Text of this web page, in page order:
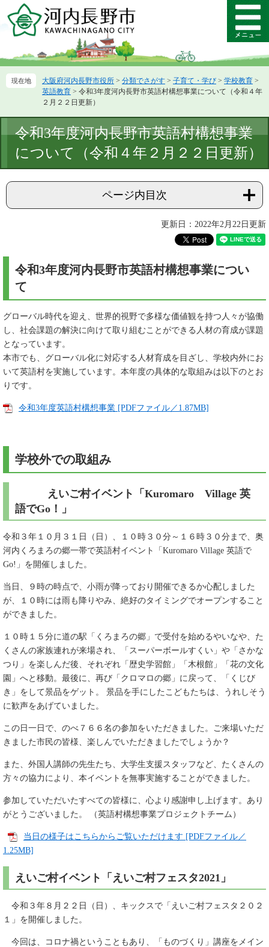
ー
先
ニ
を
本
文
メ
ニ
ー
大阪府河内長野市役所 > 分類でさがす > 子育て・学び > 学校教育 >
英語教育 > 令和3年度河内長野市英語村構想事業について（令和４年
２月２２日更新）
文
令和3年度河内長野市英語村構想事業
について（令和４年２月２２日更新）
ページ内目次
更新日：2022年2月22日更新
令和3年度河内長野市英語村構想事業につい
て
グローバル時代を迎え、世界的視野で多様な価値観を持つ人々が協働
し、社会課題の解決に向けて取り組むことができる人材の育成が課題
となっています。
本市でも、グローバル化に対応する人材育成を目ざし、学校内外にお
いて英語村を実施しています。本年度の具体的な取組みは以下のとお
りです。
令和3年度英語村構想事業 [PDFファイル／1.87MB]
学校外での取組み
えいご村イベント「Kuromaro Village 英
語でGo！」
令和３年１０月３１日（日）、１０時３０分～１６時３０分まで、奥
河内くろまろの郷一帯で英語村イベント「Kuromaro Village 英語で
Go!」を開催しました。
当日、９時の時点で、小雨が降っており開催できるか心配しました
が、１０時には雨も降りやみ、絶好のタイミングでオープンすること
ができました。
１０時１５分に道の駅「くろまろの郷」で受付を始めるやいなや、た
くさんの家族連れが来場され、「スーパーボールすくい」や「さかな
つり」を楽しんだ後、それぞれ「歴史学習館」「木根館」「花の文化
園」へと移動。最後に、再び「クロマロの郷」に戻って、「くじび
き」をして景品をゲット。 景品を手にしたこどもたちは、うれしそう
に歓声をあげていました。
この日一日で、のべ７６６名の参加をいただきました。ご来場いただ
きました市民の皆様、楽しんでいただきましたでしょうか？
また、外国人講師の先生たち、大学生支援スタッフなど、たくさんの
方々の協力により、本イベントを無事実施することができました。
参加していただいたすべての皆様に、心より感謝申し上げます。あり
がとうございました。 （英語村構想事業プロジェクトチーム）
当日の様子はこちらからご覧いただけます [PDFファイル／
1.25MB]
えいご村イベント「えいご村フェスタ2021」
令和３年８月２２日（日）、キックスで「えいご村フェスタ２０２
１」を開催しました。
今回は、コロナ禍ということもあり、「ものづくり」講座をメイン